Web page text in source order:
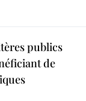
publics
de